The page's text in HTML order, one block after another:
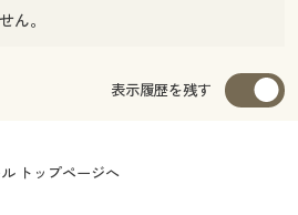
ん。
表示履歴を残す
トップページへ